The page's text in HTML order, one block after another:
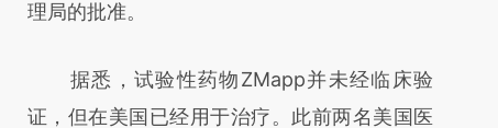
理局的批准。
据悉，试验性药物ZMapp并未经临床验
证，但在美国已经用于治疗。此前两名美国医